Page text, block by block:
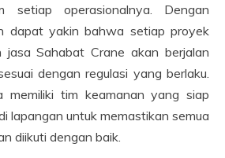
setiap operasionalnya. Dengan
dapat yakin bahwa setiap proyek
jasa Sahabat Crane akan berjalan
dengan regulasi yang berlaku.
memiliki tim keamanan yang siap
lapangan untuk memastikan semua
diikuti dengan baik.